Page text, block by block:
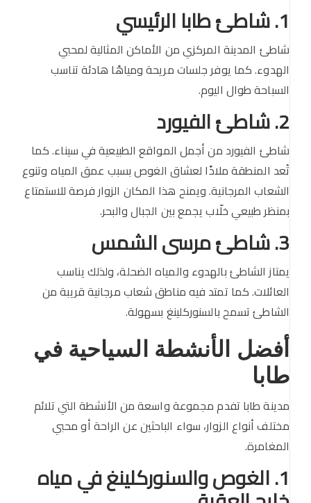
1. شاطئ طابا الرئيسي
شاطئ المدينة المركزي من الأماكن المثالية لمحبي
الهدوء. كما يوفر جلسات مريحة ومياهًا هادئة تناسب
السباحة طوال اليوم.
2. شاطئ الفيورد
شاطئ الفيورد من أجمل المواقع الطبيعية في سيناء. كما
تُعد المنطقة ملاذًا لعشاق الغوص بسبب عمق المياه وتنوع
الشعاب المرجانية. ويمنح هذا المكان الزوار فرصة للاستمتاع
بمنظر طبيعي خلّاب يجمع بين الجبال والبحر.
3. شاطئ مرسى الشمس
يمتاز الشاطئ بالهدوء والمياه الضحلة، ولذلك يناسب
العائلات. كما تمتد فيه مناطق شعاب مرجانية قريبة من
الشاطئ تسمح بالسنوركلينغ بسهولة.
أفضل الأنشطة السياحية في
طابا
مدينة طابا تفدم مجموعة واسعة من الأنشطة التي تلائم
مختلف أنواع الزوار، سواء الباحثين عن الراحة أو محبي
المغامرة.
1. الغوص والسنوركلينغ في مياه